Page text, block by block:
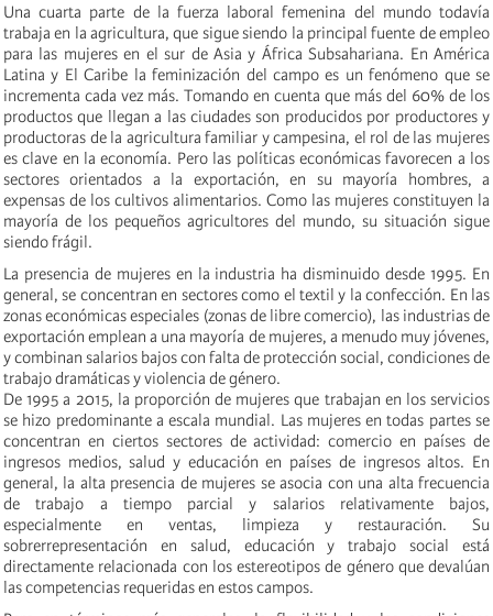
Una cuarta parte de la fuerza laboral femenina del mundo todavía
trabaja en la agricultura, que sigue siendo la principal fuente de empleo
para las mujeres en el sur de Asia y África Subsahariana. En América
Latina y El Caribe la feminización del campo es un fenómeno que se
incrementa cada vez más. Tomando en cuenta que más del 60% de los
productos que llegan a las ciudades son producidos por productores y
productoras de la agricultura familiar y campesina, el rol de las mujeres
es clave en la economía. Pero las políticas económicas favorecen a los
sectores orientados a la exportación, en su mayoría hombres, a
expensas de los cultivos alimentarios. Como las mujeres constituyen la
mayoría de los pequeños agricultores del mundo, su situación sigue
siendo frágil.
La presencia de mujeres en la industria ha disminuido desde 1995. En
general,se concentran en sectores como el textil y la confección. En las
zonas económicas especiales (zonas de libre comercio), las industrias de
exportación emplean a una mayoría de mujeres, a menudo muy jóvenes,
y combinan salarios bajos con falta de protección social, condiciones de
trabajo dramáticas y violencia de género.
De 1995 a 2015, la proporción de mujeres que trabajan en los servicios
se hizo predominante a escala mundial. Las mujeres en todas partes se
concentran en ciertos sectores de actividad: comercio en países de
ingresos medios, salud y educación en países de ingresos altos. En
general, la alta presencia de mujeres se asocia con una alta frecuencia
de trabajo a tiempo parcial y salarios relativamente bajos,
especialmente en ventas, limpieza y restauración. Su
sobrerrepresentación en salud, educación y trabajo social está
directamente relacionada con los estereotipos de género que devalúan
lascompetencias requeridas en estos campos.